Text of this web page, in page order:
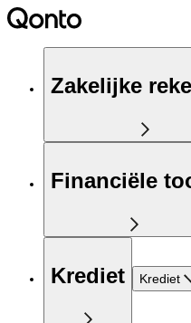
Zakelijke
Financiële
Krediet Krediet